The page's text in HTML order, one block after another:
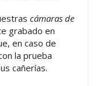
cámaras de
grabado en
en caso de
la prueba
cañerías.